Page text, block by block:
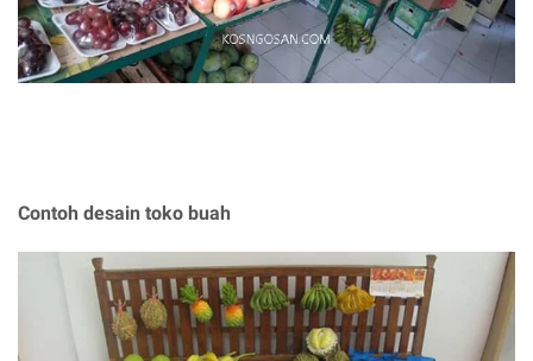
Contoh desain toko buah